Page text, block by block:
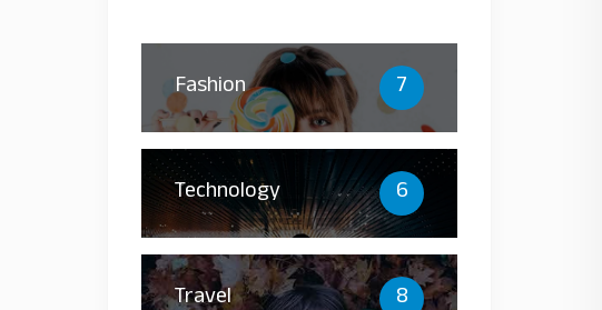
Fashion 7
Technology 6
Travel 8